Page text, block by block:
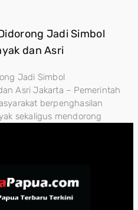
Jadi Simbol
dan Asri
Jadi Simbol
Asri Jakarta – Pemerintah
berpenghasilan
sekaligus mendorong